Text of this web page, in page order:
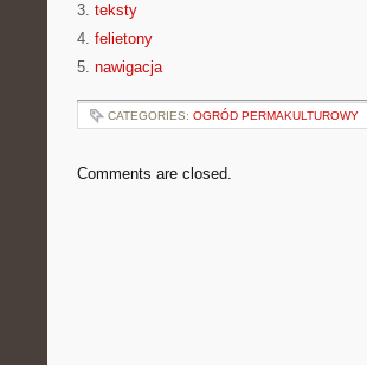
3. teksty
4. felietony
5. nawigacja
CATEGORIES: OGRÓD PERMAKULTUROWY
Comments are closed.